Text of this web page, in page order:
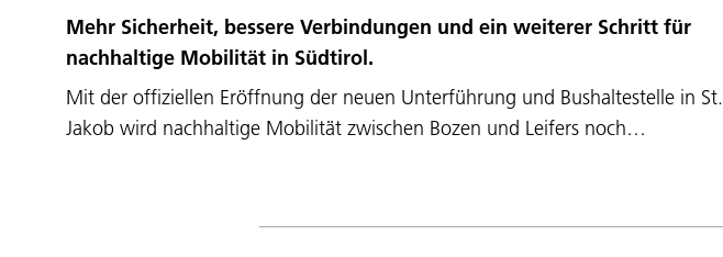
Mehr Sicherheit, bessere Verbindungen und ein weiterer Schritt für
nachhaltige Mobilität in Südtirol.
Mit der offiziellen Eröffnung der neuen Unterführung und Bushaltestelle in St.
Jakob wird nachhaltige Mobilität zwischen Bozen und Leifers noch…